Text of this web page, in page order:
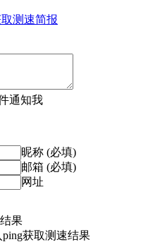
测速简报
通知我
昵称 (必填)
邮箱 (必填)
网址
果